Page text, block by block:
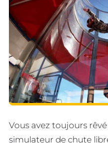
Vous avez toujours
simulateur de chute